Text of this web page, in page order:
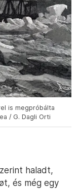
is megpróbálta
/ G. Dagli Orti
haladt,
és még egy